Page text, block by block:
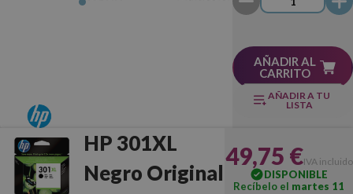
AÑADIR AL
CARRITO
AÑADIR A TU
LISTA
HP 301XL
Negro Original
49,75 €IVA incluido
DISPONIBLE
Recíbelo el martes 11